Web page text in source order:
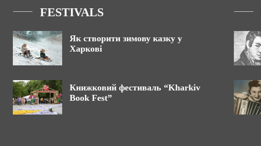
FESTIVALS
Як створити зимову казку у
Харкові
Книжковий фестиваль “Kharkiv
Book Fest”